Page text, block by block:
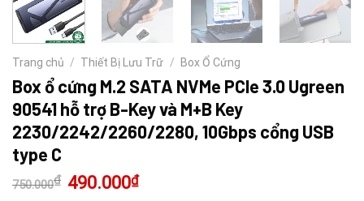
Trang chủ / Thiết Bị Lưu Trữ / Box Ổ Cứng
Box ổ cứng M.2 SATA NVMe PCIe 3.0 Ugreen
90541 hỗ trợ B-Key và M+B Key
2230/2242/2260/2280, 10Gbps cổng USB
type C
750.000₫
Giá
gốc
490.000₫Giá
hiện